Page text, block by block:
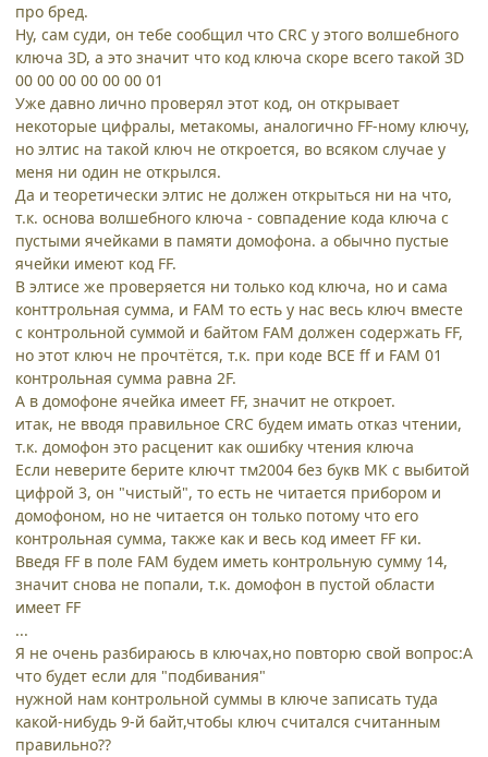
про бред.
Ну, сам суди, он тебе сообщил что CRC у этого волшебного
ключа 3D, а это значит что код ключа скоре всего такой 3D
00 00 00 00 00 00 01
Уже давно лично проверял этот код, он открывает
некоторые цифралы, метакомы, аналогично FF-ному ключу,
но элтис на такой ключ не откроется, во всяком случае у
меня ни один не открылся.
Да и теоретически элтис не должен открыться ни на что,
т.к. основа волшебного ключа - совпадение кода ключа с
пустыми ячейками в памяти домофона. а обычно пустые
ячейки имеют код FF.
В элтисе же проверяется ни только код ключа, но и сама
конттрольная сумма, и FAM то есть у нас весь ключ вместе
с контрольной суммой и байтом FAM должен содержать FF,
но этот ключ не прочтётся, т.к. при коде ВСЕ ff и FAM 01
контрольная сумма равна 2F.
А в домофоне ячейка имеет FF, значит не откроет.
итак, не вводя правильное CRC будем имать отказ чтении,
т.к. домофон это расценит как ошибку чтения ключа
Если неверите берите ключт тм2004 без букв МК с выбитой
цифрой 3, он "чистый", то есть не читается прибором и
домофоном, но не читается он только потому что его
контрольная сумма, также как и весь код имеет FF ки.
Введя FF в поле FAM будем иметь контрольную сумму 14,
значит снова не попали, т.к. домофон в пустой области
имеет FF
...
Я не очень разбираюсь в ключах,но повторю свой вопрос:А
что будет если для "подбивания"
нужной нам контрольной суммы в ключе записать туда
какой-нибудь 9-й байт,чтобы ключ считался считанным
правильно??